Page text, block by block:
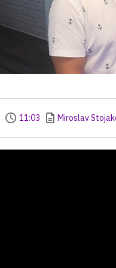
11:03 Miroslav